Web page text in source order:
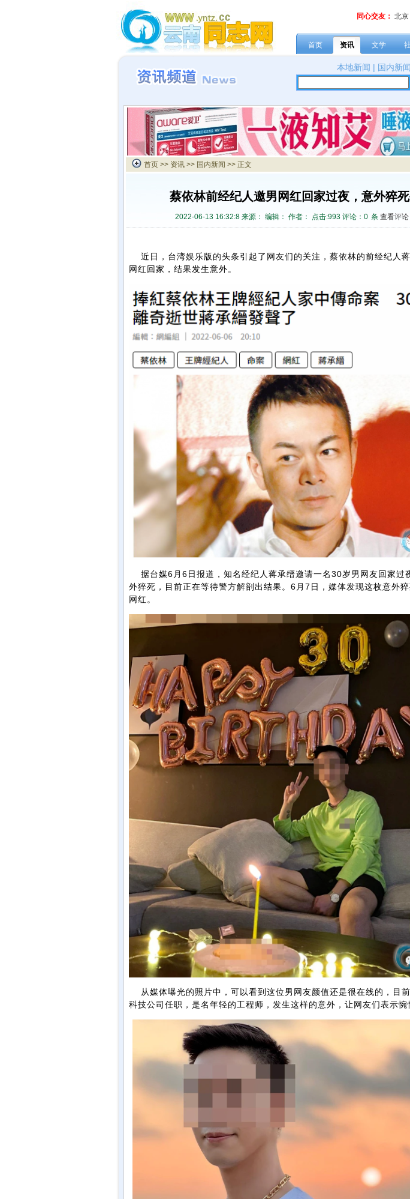
同心交友： 北京
首页 资讯 文学
本地新闻 | 国内新闻
首页 >> 资讯 >> 国内新闻 >> 正文
蔡依林前经纪人邀男网红回家过夜，意外猝
2022-06-13 16:32:8 来源： 编辑： 作者： 点击:993 评论： 0 条 查看评论
近日，台湾娱乐版的头条引起了网友们的关注，蔡依林的前经纪人
网红回家，结果发生意外。
据台媒6月6日报道，知名经纪人蒋承缙邀请一名30岁男网友回家过
外猝死，目前正在等待警方解剖出结果。6月7日，媒体发现这枚意外猝
网红。
从媒体曝光的照片中，可以看到这位男网友颜值还是很在线的，目
科技公司任职，是名年轻的工程师，发生这样的意外，让网友们表示惋